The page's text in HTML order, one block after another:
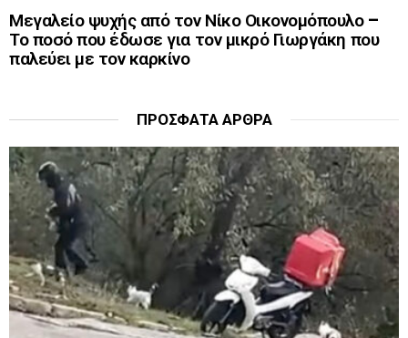
Μεγαλείο ψυχής από τον Νίκο Οικονομόπουλο –
Το ποσό που έδωσε για τον μικρό Γιωργάκη που
παλεύει με τον καρκίνο
ΠΡΌΣΦΑΤΑ ΆΡΘΡΑ